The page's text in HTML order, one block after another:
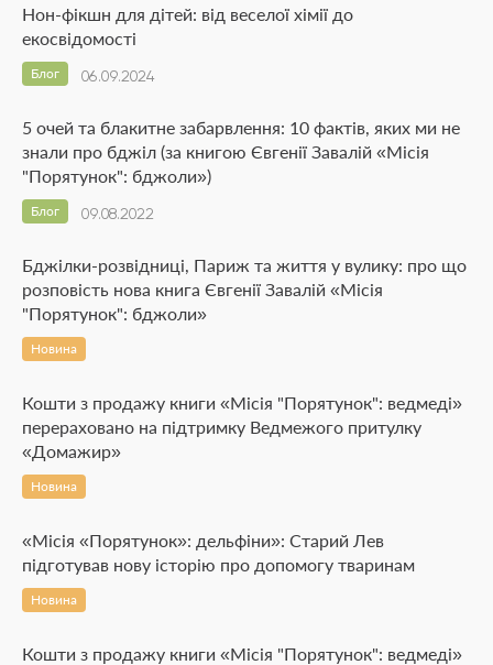
Нон-фікшн для дітей: від веселої хімії до
екосвідомості
06.09.2024
Блог
5 очей та блакитне забарвлення: 10 фактів, яких ми не
знали про бджіл (за книгою Євгенії Завалій «Місія
"Порятунок": бджоли»)
09.08.2022
Блог
Бджілки-розвідниці, Париж та життя у вулику: про що
розповість нова книга Євгенії Завалій «Місія
"Порятунок": бджоли»
Новина
Кошти з продажу книги «Місія "Порятунок": ведмеді»
перераховано на підтримку Ведмежого притулку
«Домажир»
Новина
«Місія «Порятунок»: дельфіни»: Старий Лев
підготував нову історію про допомогу тваринам
Новина
Кошти з продажу книги «Місія "Порятунок": ведмеді»